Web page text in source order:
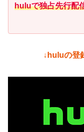
huluで独占先行配
↓huluの登